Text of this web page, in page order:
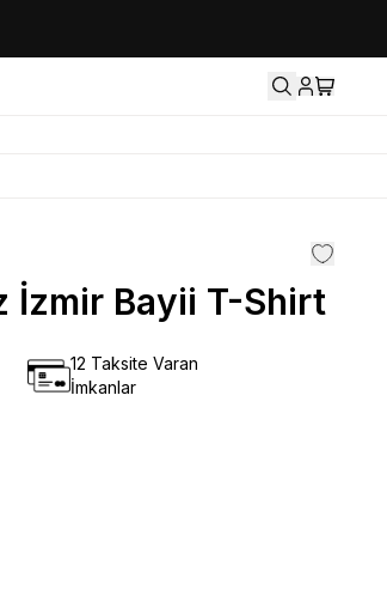
İzmir Bayii T-Shirt
12 Taksite Varan
İmkanlar